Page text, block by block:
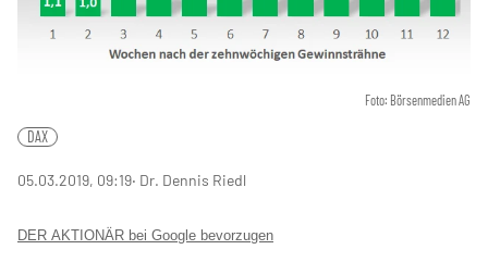
Foto: Börsenmedien AG
DAX
05.03.2019, 09:19‧ Dr. Dennis Riedl
DER AKTIONÄR bei Google bevorzugen